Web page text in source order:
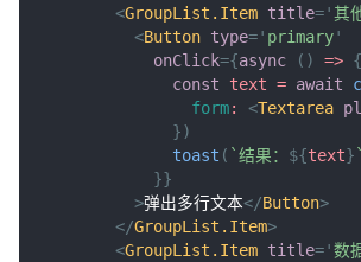
<GroupList.Item title='其
<Button type=' primary'
onClick={async ( ) => {
const text = await
form: <Textarea
})
toast ( `结果： ${text}`
}}
>弹出多行文本</Button>
</GroupList.Item>
<GroupList.Item title='数